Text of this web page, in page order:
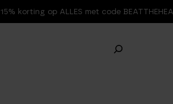
15% korting op ALLES met code